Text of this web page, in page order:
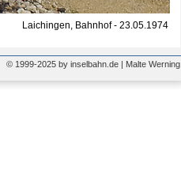
Laichingen, Bahnhof - 23.05.1974
© 1999-2025 by inselbahn.de | Malte Werning